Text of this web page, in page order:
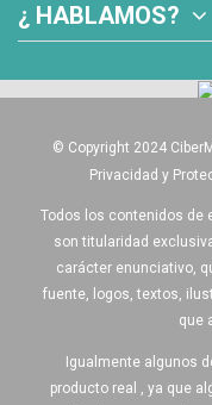
¿ HABLAMOS?
© Copyright 2024
Privacidad y
Todos los contenidos de
son titularidad
carácter enunciativo,
fuente, logos, textos,
que
Igualmente algunos
producto real , ya que